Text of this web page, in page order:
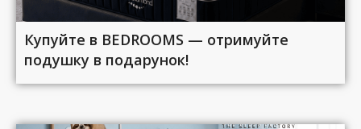
Купуйте в BEDROOMS — отримуйте
подушку в подарунок!